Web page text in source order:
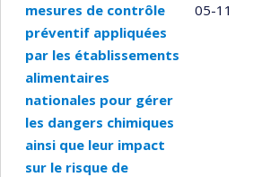
mesures de contrôle
préventif appliquées
par les établissements
alimentaires
nationales pour gérer
les dangers chimiques
ainsi que leur impact
sur le risque de
05-11